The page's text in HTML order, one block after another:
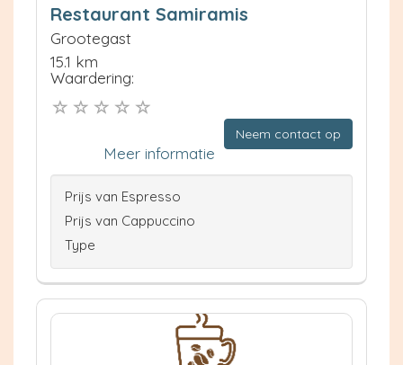
Restaurant Samiramis
Grootegast
15.1 km
Waardering:
Neem contact op
Meer informatie
Prijs van Espresso
Prijs van Cappuccino
Type